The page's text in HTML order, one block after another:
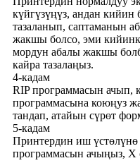
күйгүзүңүз, андан
тазаланып, саптаманын
жакшы болсо, эми
мордун абалы жакшы
кайра тазалаңыз.
4-кадам
RIP программасын ачып,
программасына коюңуз
тандап, атайын сүрөт
5-кадам
Принтердин иш
программасын ачыңыз, X